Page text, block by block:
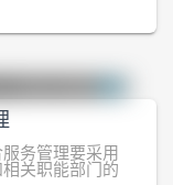
务管理要采用
关职能部门的